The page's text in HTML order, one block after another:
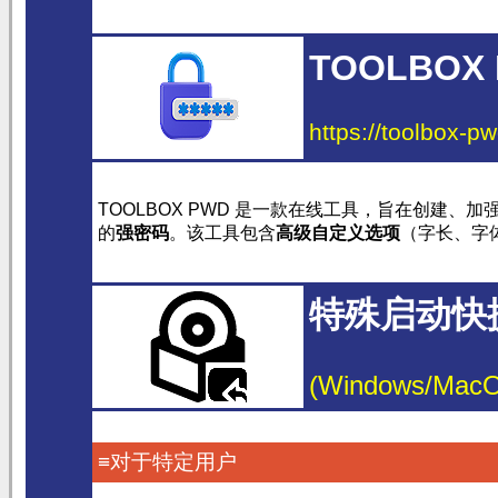
TOOLBOX
https://toolbox-
TOOLBOX PWD 是一款在线工具，旨在创建、加
的强密码。该工具包含高级自定义选项 （字长、
特殊启动快
(Windows/
≡对于特定用户